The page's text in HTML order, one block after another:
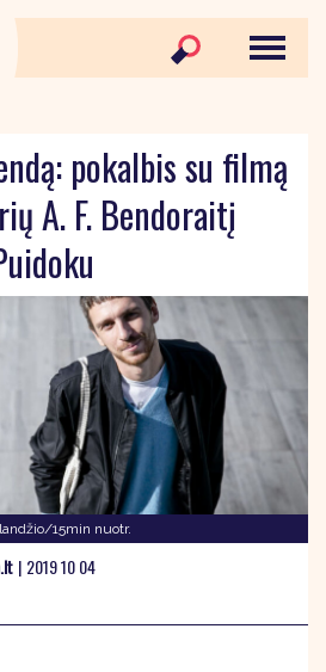
pokalbis su filmą
A. F. Bendoraitį
15min nuotr.
| 2019 10 04